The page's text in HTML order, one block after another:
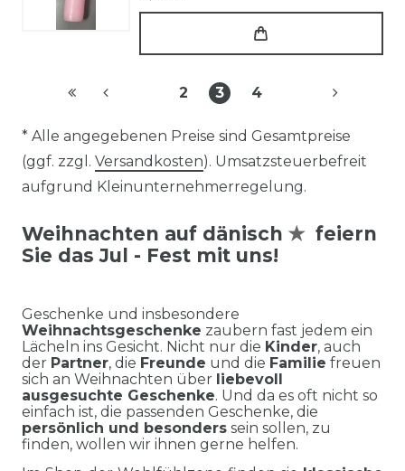
2 3 4
* Alle angegebenen Preise sind Gesamtpreise
(ggf. zzgl. Versandkosten). Umsatzsteuerbefreit
aufgrund Kleinunternehmerregelung.
Weihnachten auf dänisch ✭ feiern
Sie das Jul - Fest mit uns!
Geschenke und insbesondere
Weihnachtsgeschenke zaubern fast jedem ein
Lächeln ins Gesicht. Nicht nur die Kinder, auch
der Partner, die Freunde und die Familie freuen
sich an Weihnachten über liebevoll
ausgesuchte Geschenke. Und da es oft nicht so
einfach ist, die passenden Geschenke, die
persönlich und besonders sein sollen, zu
finden, wollen wir ihnen gerne helfen.